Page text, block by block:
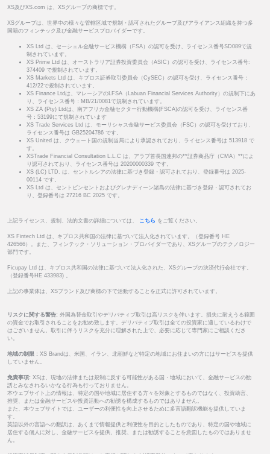
XS及びXS.com は、XSグループの商標です。
XSグループは、世界中の様々な管轄区域で規制・認可されたグループ及びアライアンス組織を持つ多
国籍のフィンテック及び金融サービスプロバイダーです。
XS Ltd は、セーシェル金融サービス機構（FSA）の認可を受け、ライセンス番号SD089で規
制されています。
XS Prime Ltd は、オーストラリア証券投資委員会（ASIC）の認可を受け、ライセンス番号:
374409 で規制されています。
XS Markets Ltd は、キプロス証券取引委員会（CySEC）の認可を受け、ライセンス番号：
412/22で規制されています。
XS Finance Ltdは、マレーシアのLFSA（Labuan Financial Services Authority）の規制下にあ
り、ライセンス番号：MB/21/0081で規制されています。
XS ZA (Pty) Ltdは、南アフリカ金融セクター行動機構(FSCA)の認可を受け、ライセンス番
号：53199にて規制されています
XS Trade Services Ltd は、モーリシャス金融サービス委員会（FSC）の認可を受けており、
ライセンス番号は GB25204786 です。
XS United は、クウェート国の規制当局により承認されており、ライセンス番号は 513918 で
す。
XSTrade Financial Consultation L.L.C は、アラブ首長国連邦の**証券商品庁（CMA）**によ
り認可されており、ライセンス番号は 20200000339 です。
XS (LC) LTD. は、セントルシアの法律に基づき登録・認可されており、登録番号は 2025-
00114 です。
XS Ltd は、セントビンセントおよびグレナディーン諸島の法律に基づき登録・認可されてお
り、登録番号は 27216 BC 2025 です。
上記ライセンス、規制、法的文書の詳細については、 こちら をご覧ください。
XS Fintech Ltd は、キプロス共和国の法律に基づいて法人化されています。（登録番号 HE
426566）。また、フィンテック・ソリューション・プロバイダーであり、XSグループのテクノロジー
部門です。
Ficupay Ltd は、キプロス共和国の法律に基づいて法人化された、XSグループの決済代行会社です。
（登録番号HE 433983) 。
上記の事業体は、XSブランド及び商標の下で活動することを正式に許可されています。
リスクに関する警告: 外国為替金取引やデリバティブ取引は高リスクを伴います。損失に耐えうる範囲
の資金でお取引されることをお勧め致します。デリバティブ取引は全ての投資家に適しているわけで
はございません。取引に伴うリスクを充分に理解された上で、必要に応じて専門家にご相談くださ
い。
地域の制限 : XS Brandは、米国、イラン、北朝鮮など特定の地域にお住まいの方にはサービスを提供
していません。
免責事項: XSは、現地の法律または規制に反する可能性がある国・地域において、金融サービスの勧
誘とみなされるいかなる行為も行っておりません。
本ウェブサイト上の情報は、特定の国や地域に居住する方々を対象とするものではなく、投資助言、
推奨、または金融サービスや投資活動への勧誘を構成するものではありません。
また、本ウェブサイトでは、ユーザーの利便性を向上させるために多言語翻訳機能を提供していま
す。
英語以外の言語への翻訳は、あくまで情報提供と利便性を目的としたものであり、特定の国や地域に
居住する個人に対し、金融サービスを提供、推奨、または勧誘することを意図したものではありませ
ん。